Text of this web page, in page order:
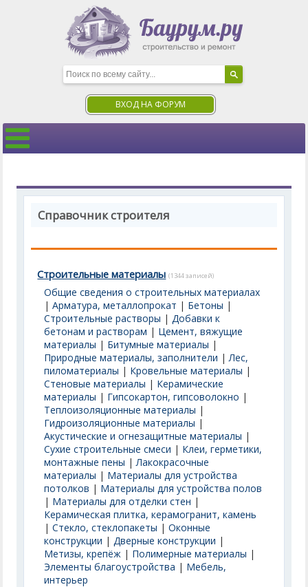
ВХОД НА ФОРУМ
Справочник строителя
Строительные материалы (1344 записей)
Общие сведения о строительных материалах
|Арматура, металлопрокат | Бетоны |
Строительные растворы |Добавки к
бетонам и растворам | Цемент, вяжущие
материалы | Битумные материалы |
Природные материалы, заполнители |Лес,
пиломатериалы | Кровельные материалы |
Стеновые материалы | Керамические
материалы | Гипсокартон, гипсоволокно |
Теплоизоляционные материалы |
Гидроизоляционные материалы |
Акустические и огнезащитные материалы |
Сухие строительные смеси | Клеи, герметики,
монтажные пены |Лакокрасочные
материалы | Материалы для устройства
потолков | Материалы для устройства полов
| Материалы для отделки стен |
Керамическая плитка, керамогранит, камень
|Стекло, стеклопакеты |Оконные
конструкции |Дверные конструкции |
Метизы, крепёж | Полимерные материалы |
Элементы благоустройства | Мебель,
интерьер